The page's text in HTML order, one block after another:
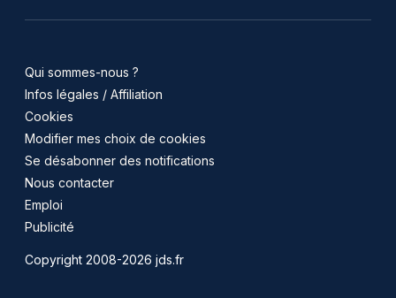
Qui sommes-nous ?
Infos légales / Affiliation
Cookies
Modifier mes choix de cookies
Se désabonner des notifications
Nous contacter
Emploi
Publicité
Copyright 2008-2026 jds.fr